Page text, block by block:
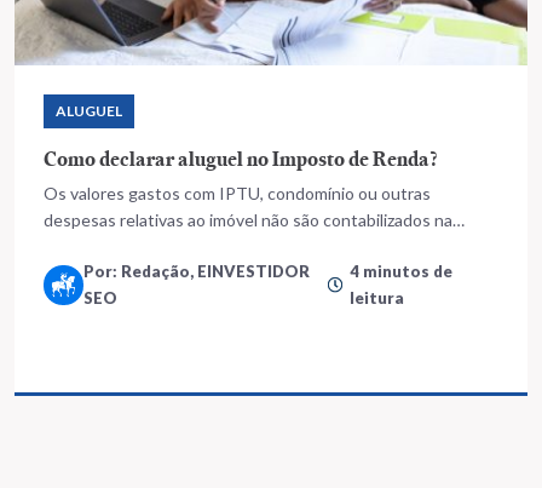
ALUGUEL
Como declarar aluguel no Imposto de Renda?
Os valores gastos com IPTU, condomínio ou outras
despesas relativas ao imóvel não são contabilizados na
Por: Redação, EINVESTIDOR
SEO
4 minutos de
leitura